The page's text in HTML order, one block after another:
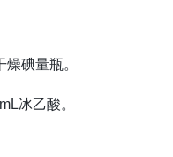
碘量瓶。
冰乙酸。